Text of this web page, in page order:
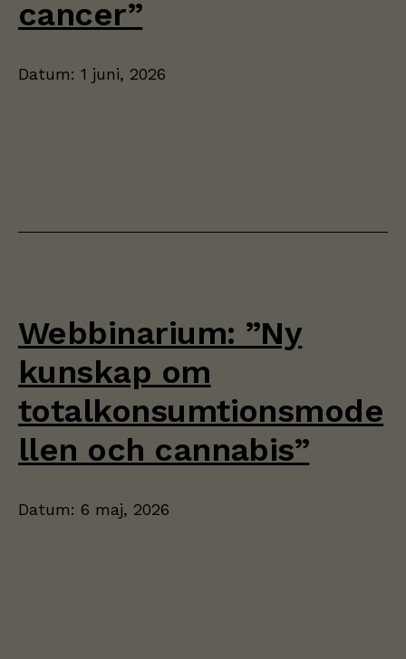
cancer”
Datum: 1 juni, 2026
Webbinarium: ”Ny
kunskap om
totalkonsumtionsmode
llen och cannabis”
Datum: 6 maj, 2026